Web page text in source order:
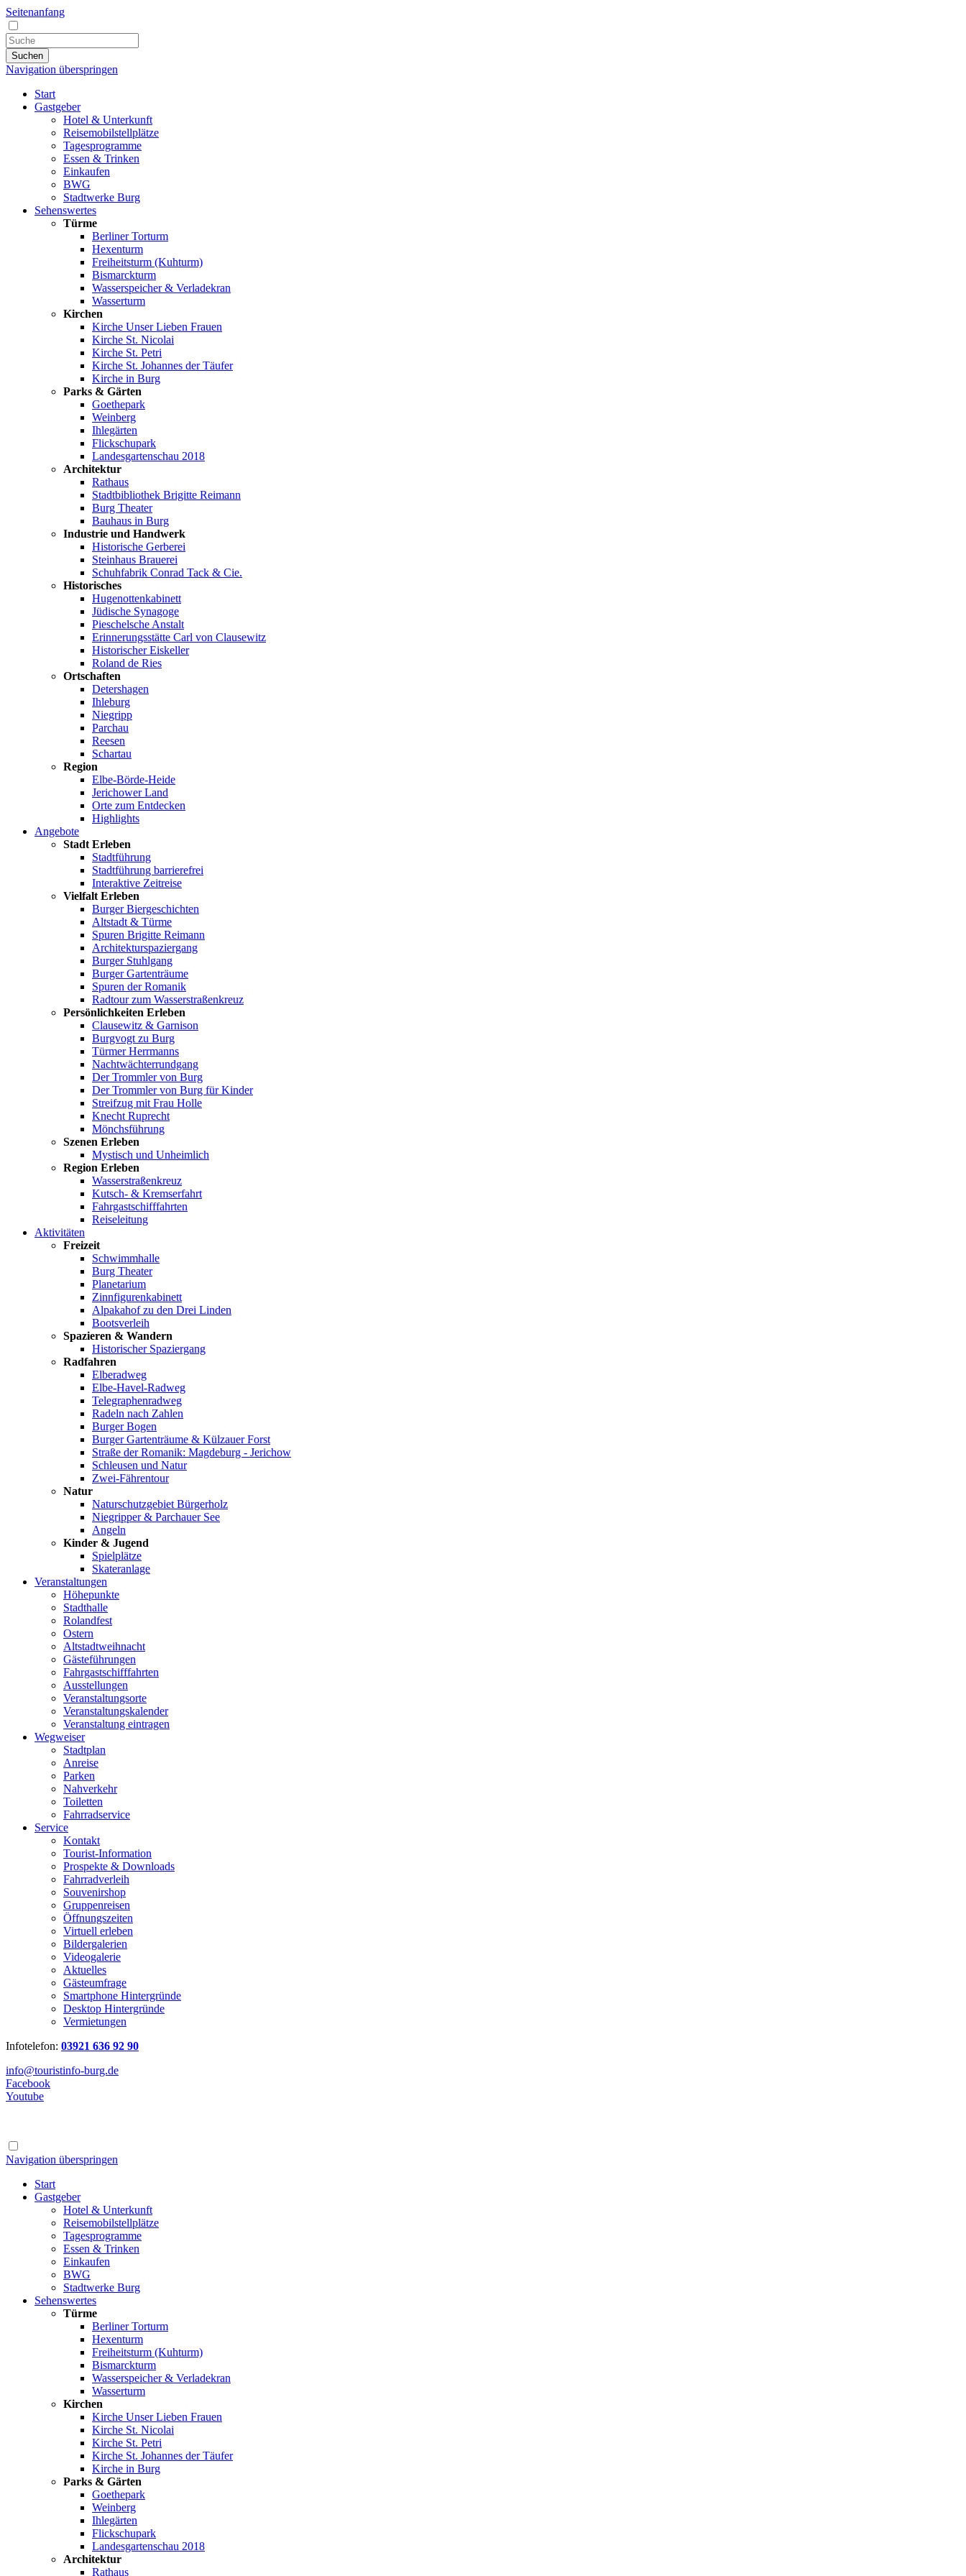
Seitenanfang
Suchen
Navigation überspringen
Start
Gastgeber
Hotel & Unterkunft
Reisemobilstellplätze
Tagesprogramme
Essen & Trinken
Einkaufen
BWG
Stadtwerke Burg
Sehenswertes
Türme
Berliner Torturm
Hexenturm
Freiheitsturm (Kuhturm)
Bismarckturm
Wasserspeicher & Verladekran
Wasserturm
Kirchen
Kirche Unser Lieben Frauen
Kirche St. Nicolai
Kirche St. Petri
Kirche St. Johannes der Täufer
Kirche in Burg
Parks & Gärten
Goethepark
Weinberg
Ihlegärten
Flickschupark
Landesgartenschau 2018
Architektur
Rathaus
Stadtbibliothek Brigitte Reimann
Burg Theater
Bauhaus in Burg
Industrie und Handwerk
Historische Gerberei
Steinhaus Brauerei
Schuhfabrik Conrad Tack & Cie.
Historisches
Hugenottenkabinett
Jüdische Synagoge
Pieschelsche Anstalt
Erinnerungsstätte Carl von Clausewitz
Historischer Eiskeller
Roland de Ries
Ortschaften
Detershagen
Ihleburg
Niegripp
Parchau
Reesen
Schartau
Region
Elbe-Börde-Heide
Jerichower Land
Orte zum Entdecken
Highlights
Angebote
Stadt Erleben
Stadtführung
Stadtführung barrierefrei
Interaktive Zeitreise
Vielfalt Erleben
Burger Biergeschichten
Altstadt & Türme
Spuren Brigitte Reimann
Architekturspaziergang
Burger Stuhlgang
Burger Gartenträume
Spuren der Romanik
Radtour zum Wasserstraßenkreuz
Persönlichkeiten Erleben
Clausewitz & Garnison
Burgvogt zu Burg
Türmer Herrmanns
Nachtwächterrundgang
Der Trommler von Burg
Der Trommler von Burg für Kinder
Streifzug mit Frau Holle
Knecht Ruprecht
Mönchsführung
Szenen Erleben
Mystisch und Unheimlich
Region Erleben
Wasserstraßenkreuz
Kutsch- & Kremserfahrt
Fahrgastschifffahrten
Reiseleitung
Aktivitäten
Freizeit
Schwimmhalle
Burg Theater
Planetarium
Zinnfigurenkabinett
Alpakahof zu den Drei Linden
Bootsverleih
Spazieren & Wandern
Historischer Spaziergang
Radfahren
Elberadweg
Elbe-Havel-Radweg
Telegraphenradweg
Radeln nach Zahlen
Burger Bogen
Burger Gartenträume & Külzauer Forst
Straße der Romanik: Magdeburg - Jerichow
Schleusen und Natur
Zwei-Fährentour
Natur
Naturschutzgebiet Bürgerholz
Niegripper & Parchauer See
Angeln
Kinder & Jugend
Spielplätze
Skateranlage
Veranstaltungen
Höhepunkte
Stadthalle
Rolandfest
Ostern
Altstadtweihnacht
Gästeführungen
Fahrgastschifffahrten
Ausstellungen
Veranstaltungsorte
Veranstaltungskalender
Veranstaltung eintragen
Wegweiser
Stadtplan
Anreise
Parken
Nahverkehr
Toiletten
Fahrradservice
Service
Kontakt
Tourist-Information
Prospekte & Downloads
Fahrradverleih
Souvenirshop
Gruppenreisen
Öffnungszeiten
Virtuell erleben
Bildergalerien
Videogalerie
Aktuelles
Gästeumfrage
Smartphone Hintergründe
Desktop Hintergründe
Vermietungen
Infotelefon: 03921 636 92 90
info@touristinfo-burg.de
Facebook
Youtube
Navigation überspringen
Start
Gastgeber
Hotel & Unterkunft
Reisemobilstellplätze
Tagesprogramme
Essen & Trinken
Einkaufen
BWG
Stadtwerke Burg
Sehenswertes
Türme
Berliner Torturm
Hexenturm
Freiheitsturm (Kuhturm)
Bismarckturm
Wasserspeicher & Verladekran
Wasserturm
Kirchen
Kirche Unser Lieben Frauen
Kirche St. Nicolai
Kirche St. Petri
Kirche St. Johannes der Täufer
Kirche in Burg
Parks & Gärten
Goethepark
Weinberg
Ihlegärten
Flickschupark
Landesgartenschau 2018
Architektur
Rathaus